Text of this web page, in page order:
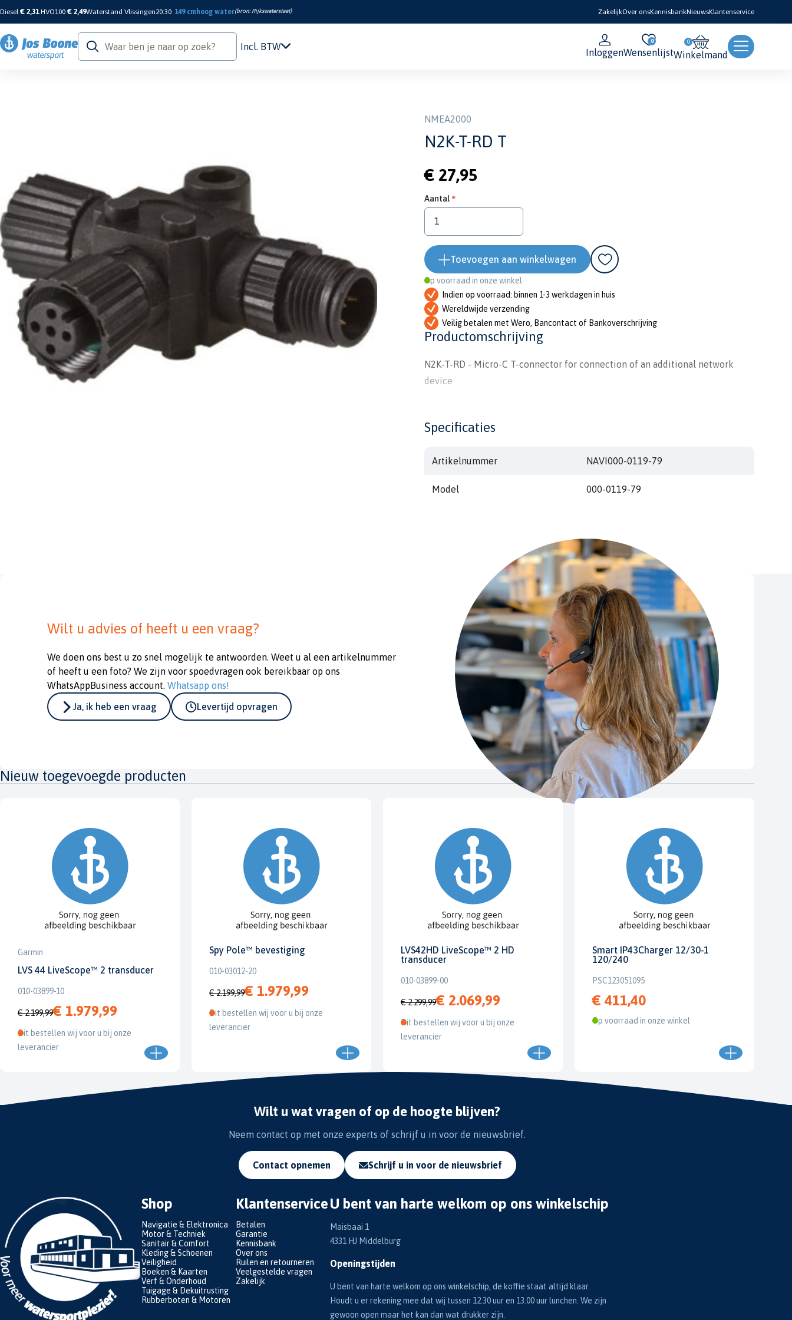
Diesel€ 2,31 HVO100 € 2,49Waterstand Vlissingen20:30 149 cm hoog water(bron:Rijkswaterstaat) ZakelijkOver onsKennisbankNieuwsKlantenservice
Incl. BTW
Inloggen
0
WensenlijstWinkelmand
NMEA2000
N2K-T-RD T
€ 27,95
Aantal
Toevoegen aan winkelwagen
Op voorraad in onze winkel
Indien op voorraad: binnen 1-3 werkdagen in huis
Wereldwijde verzending
Veilig betalen met Wero, Bancontact of Bankoverschrijving
Productomschrijving
N2K-T-RD - Micro-C T-connector for connection of an additional network
device
Specificaties
Artikelnummer NAVI000-0119-79
Model 000-0119-79
Wilt u advies of heeft u een vraag?
We doen ons best u zo snel mogelijk te antwoorden. Weet u al een artikelnummer
of heeft u een foto? We zijn voor spoedvragen ook bereikbaar op ons
WhatsAppBusiness account. Whatsapp ons!
Ja, ik heb een vraag
Levertijd opvragen
Nieuw toegevoegde producten
Garmin
LVS 44 LiveScope™ 2 transducer
010-03899-10
€ 2.199,99€ 1.979,99
Dit bestellen wij voor u bij onze
leverancier
Spy Pole™ bevestiging
010-03012-20
€ 2.199,99€ 1.979,99
Dit bestellen wij voor u bij onze
leverancier
LVS42HD LiveScope™ 2 HD
transducer
010-03899-00
€ 2.299,99€ 2.069,99
Dit bestellen wij voor u bij onze
leverancier
Smart IP43Charger 12/30-1
120/240
PSC123051095
€ 411,40
Op voorraad in onze winkel
Wilt u wat vragen of op de hoogte blijven?
Neem contact op met onze experts of schrijf u in voor de nieuwsbrief.
Contact opnemen Schrijf u in voor de nieuwsbrief
Shop
Navigatie & Elektronica
Motor & Techniek
Sanitair & Comfort
Kleding & Schoenen
Veiligheid
Boeken & Kaarten
Verf & Onderhoud
Tuigage & Dekuitrusting
Rubberboten & Motoren
Klantenservice
Betalen
Garantie
Kennisbank
Over ons
Ruilen en retourneren
Veelgestelde vragen
Zakelijk
U bent van harte welkom op ons winkelschip
Maisbaai 1
4331 HJ Middelburg
Openingstijden
U bent van harte welkom op ons winkelschip, de koffie staat altijd klaar.
Houdt u er rekening mee dat wij tussen 12.30 uur en 13.00 uur lunchen. We zijn
gewoon open maar het kan dan wat drukker zijn.